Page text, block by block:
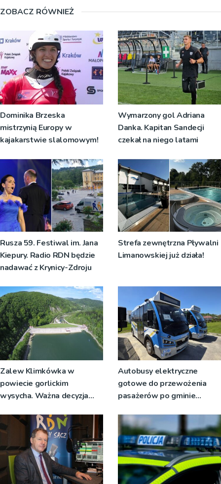
ZOBACZ RÓWNIEŻ
Dominika Brzeska
mistrzynią Europy w
kajakarstwie slalomowym!
Wymarzony gol Adriana
Danka. Kapitan Sandecji
czekał na niego latami
Rusza 59. Festiwal im. Jana
Kiepury. Radio RDN będzie
nadawać z Krynicy-Zdroju
Strefa zewnętrzna Pływalni
Limanowskiej już działa!
Zalew Klimkówka w
powiecie gorlickim
wysycha. Ważna decyzja
Autobusy elektryczne
gotowe do przewożenia
pasażerów po gminie